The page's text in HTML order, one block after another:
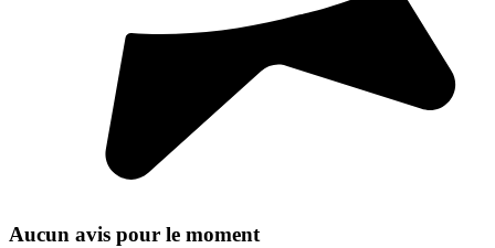
Aucun avis pour le moment